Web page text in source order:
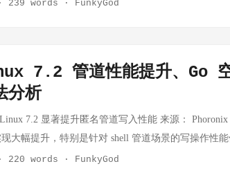
简历跑 100 次，分数范围 66-99 技术技能评分稳定
剧烈，取决于 LLM 当下"心情" 工作经历评分：实习
换用 Gemini 后分数集中在 48-64，但仍存在 28% 的
无法通过调参修复。这是用主观判断替代客观标准
239 words · FunkyGod
7.2 管道性能提升、Go 空
分析
7.2 显著提升匿名管道写入性能 来源：
大幅提升，特别是针对 shell 管道场景的写操作性
繁使用管道的高性能场景有直接影响。 技术细节：
220 words · FunkyGod